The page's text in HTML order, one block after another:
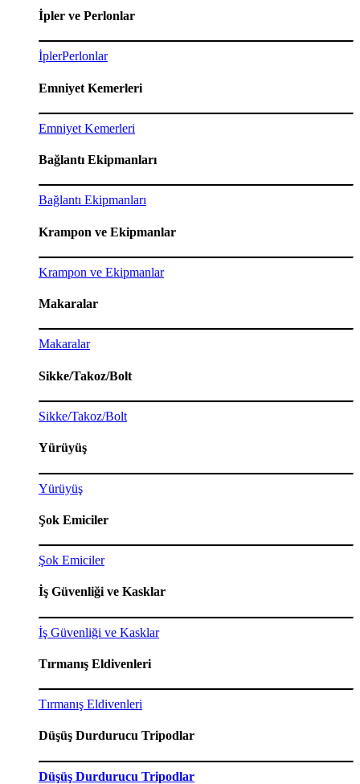
İpler ve Perlonlar
İplerPerlonlar
Emniyet Kemerleri
Emniyet Kemerleri
Bağlantı Ekipmanları
Bağlantı Ekipmanları
Krampon ve Ekipmanlar
Krampon ve Ekipmanlar
Makaralar
Makaralar
Sikke/Takoz/Bolt
Sikke/Takoz/Bolt
Yürüyüş
Yürüyüş
Şok Emiciler
Şok Emiciler
İş Güvenliği ve Kasklar
İş Güvenliği ve Kasklar
Tırmanış Eldivenleri
Tırmanış Eldivenleri
Düşüş Durdurucu Tripodlar
Düşüş Durdurucu Tripodlar